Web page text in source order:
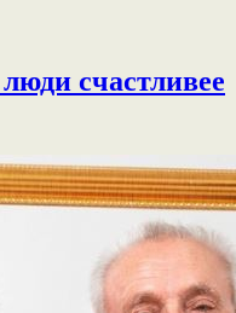
счастливее